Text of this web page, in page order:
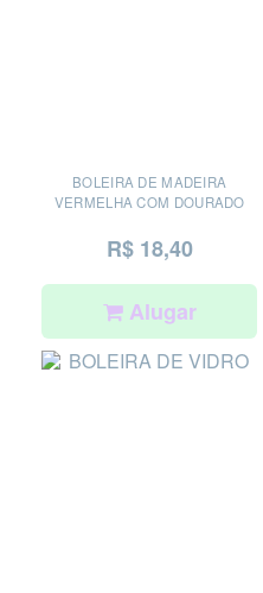
BOLEIRA DE MADEIRA
VERMELHA COM DOURADO
R$ 18,40
Alugar